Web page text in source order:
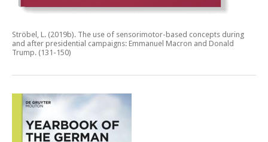
Ströbel, L. (2019b). The use of sensorimotor-based concepts during
and after presidential campaigns: Emmanuel Macron and Donald
Trump. (131-150)